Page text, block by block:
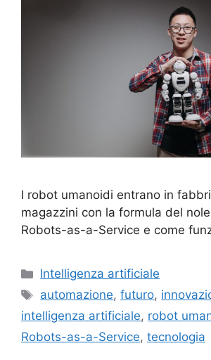
I robot umanoidi entrano in
magazzini con la formula del
Robots-as-a-Service e come
Categorie
Intelligenza artificiale
Tag
automazione,futuro,
intelligenza artificiale, robot
Robots-as-a-Service, tecnologia